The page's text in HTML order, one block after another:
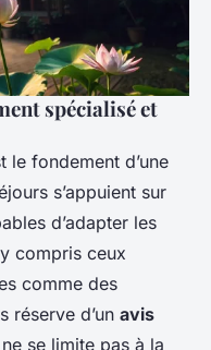
spécialisé et
le fondement d’une
s’appuient sur
d’adapter les
compris ceux
comme des
réserve d’un avis
se limite pas à la